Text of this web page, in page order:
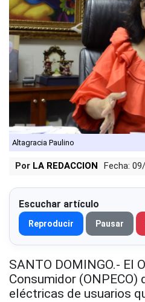
Altagracia Paulino
Por LA REDACCION Fecha:
Escuchar artículo
Reproducir Pausar
SANTO DOMINGO.- El
Consumidor
eléctricas de usuarios